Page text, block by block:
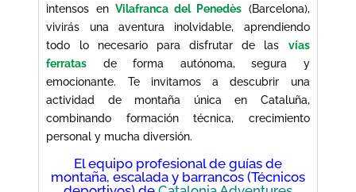
intensos en Vilafranca del Penedès (Barcelona),
vivirás una aventura inolvidable, aprendiendo
todo lo necesario para disfrutar de las vías
ferratas
de forma autónoma, segura y
emocionante. Te invitamos a descubrir una
actividad de montaña única en Cataluña,
combinando formación técnica, crecimiento
personal y mucha diversión.
El equipo profesional de guías de
montaña, escalada y barrancos (Técnicos